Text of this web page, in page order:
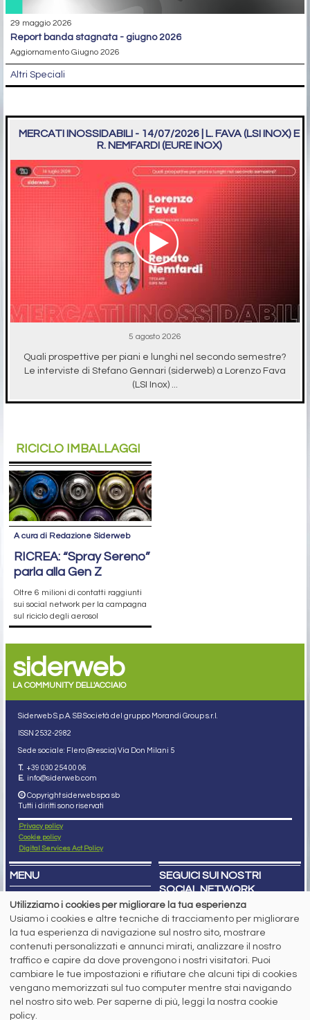
29 maggio 2026
report banda stagnata - giugno 2026
Aggiornamento Giugno 2026
Altri Speciali
MERCATI INOSSIDABILI - 14/07/2026 | L. FAVA (LSI INOX) E
R. NEMFARDI (EURE INOX)
5 agosto 2026
Quali prospettive per piani e lunghi nel secondo semestre?
Le interviste di Stefano Gennari (siderweb) a Lorenzo Fava
(LSI Inox) ...
RICICLO IMBALLAGGI
A cura di Redazione Siderweb
RICREA: “Spray Sereno”
parla alla Gen Z
Oltre 6 milioni di contatti raggiunti
sui social network per la campagna
sul riciclo degli aerosol
siderweb
LA COMMUNITY DELL'ACCIAIO
Siderweb S.p.A. SB Società del gruppo Morandi Group s.r.l.
ISSN 2532-2982
Sede sociale: Flero (Brescia) Via Don Milani 5
T. +39 030 254 00 06
E. info@siderweb.com
Copyright siderweb spa sb
Tutti i diritti sono riservati
Privacy policy
Cookie policy
Digital Services Act Policy
MENU
PREZZI ITALIA
MERCATI
SERVIZI
ABBONAMENTI
MADE IN STEEL
NEWSLETTER
SEGUICI SUI NOSTRI
SOCIAL NETWORK
Capitale Sociale: 190.000€ interamente versato
Registro delle Imprese di Brescia
Codice Fiscale e Partita I.V.A.:
Utilizziamo i cookies per migliorare la tua esperienza
Usiamo i cookies e altre tecniche di tracciamento per migliorare
la tua esperienza di navigazione sul nostro sito, mostrare
contenuti personalizzati e annunci mirati, analizzare il nostro
traffico e capire da dove provengono i nostri visitatori. Puoi
cambiare le tue impostazioni e rifiutare che alcuni tipi di cookies
vengano memorizzati sul tuo computer mentre stai navigando
nel nostro sito web. Per saperne di più, leggi la nostra cookie
policy.